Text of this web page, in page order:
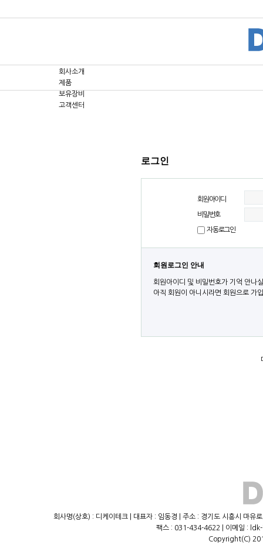
회사소개
제품
보유장비
고객센터
로그인
회원아이디
비밀번호
자동로그인
회원로그인 안내
회원아이디 및 비밀번호가 기억 안나
아직 회원이 아니시라면 회원으로 가
회사명(상호) : 디케이테크 | 대표자 : 임동경 | 주소 : 경기도 시흥시 마
팩스 : 031-434-4622 | 이메일 :
Copyright(C)